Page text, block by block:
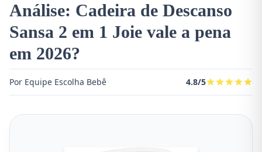
Análise: Cadeira de Descanso
Sansa 2 em 1 Joie vale a pena
em 2026?
Por Equipe Escolha Bebê 4.8/5